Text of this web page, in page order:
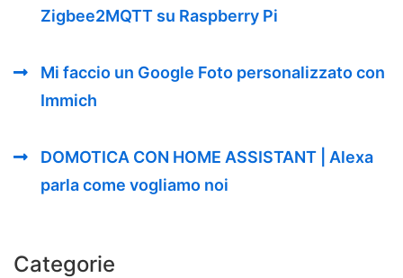
Zigbee2MQTT su Raspberry Pi
Mi faccio un Google Foto personalizzato con
Immich
DOMOTICA CON HOME ASSISTANT | Alexa
parla come vogliamo noi
Categorie